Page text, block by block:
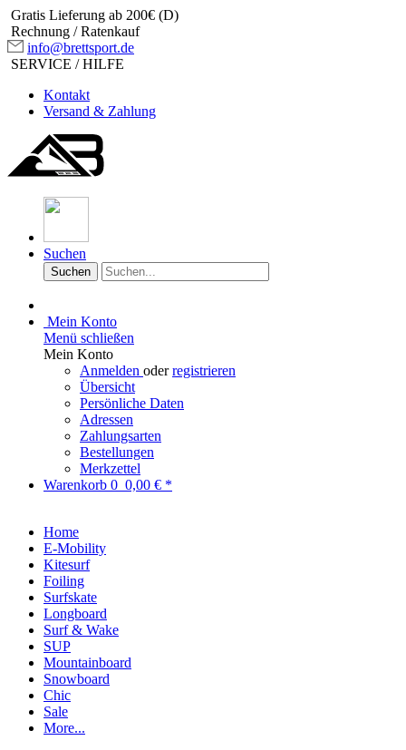
Gratis Lieferung ab 200€ (D)
Rechnung / Ratenkauf
info@brettsport.de
SERVICE / HILFE
Kontakt
Versand & Zahlung
Suchen
Suchen
Mein Konto
Menü schließen
Mein Konto
Anmelden oderregistrieren
Übersicht
Persönliche Daten
Adressen
Zahlungsarten
Bestellungen
Merkzettel
Warenkorb 0 0,00 € *
Home
E-Mobility
Kitesurf
Foiling
Surfskate
Longboard
Surf & Wake
SUP
Mountainboard
Snowboard
Chic
Sale
More...